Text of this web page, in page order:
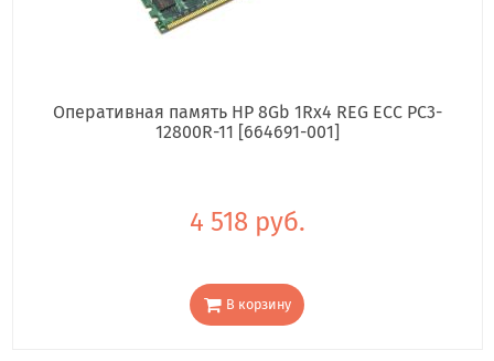
Оперативная память HP 8Gb 1Rx4 REG ECC PC3-
12800R-11 [664691-001]
4 518 руб.
В корзину